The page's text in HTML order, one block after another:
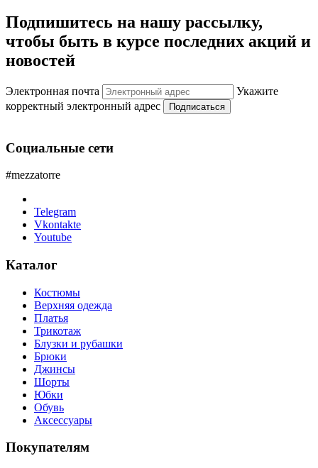
Подпишитесь на нашу рассылку,
чтобы быть в курсе последних акций и
новостей
Электронная почта
Укажите
корректный электронный адрес
Подписаться
Социальные сети
#mezzatorre
Telegram
Vkontakte
Youtube
Каталог
Костюмы
Верхняя одежда
Платья
Трикотаж
Блузки и рубашки
Брюки
Джинсы
Шорты
Юбки
Обувь
Аксессуары
Покупателям